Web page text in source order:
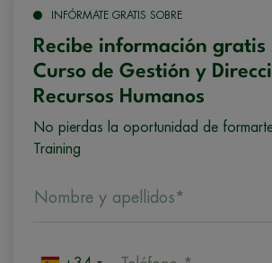
INFÓRMATE GRATIS SOBRE
Recibe información gratis
Curso de Gestión y
Recursos Humanos
No pierdas la oportunidad de
Training
Nombre y apellidos*